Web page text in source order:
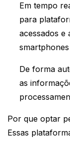
Em tempo
para
acessados e
De forma
as
Por que optar
Essas